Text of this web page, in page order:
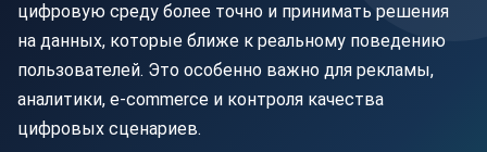
цифровую среду более точно и принимать решения
на данных, которые ближе к реальному поведению
пользователей. Это особенно важно для рекламы,
аналитики, e-commerce и контроля качества
цифровых сценариев.